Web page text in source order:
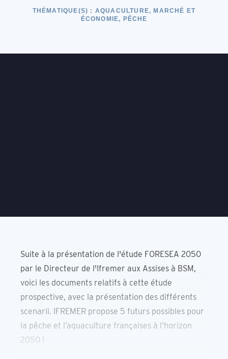
THÉMATIQUE(S) : AQUACULTURE, MARCHÉ ET
ÉCONOMIE, PÊCHE
Suite à la présentation de l'étude FORESEA 2050
par le Directeur de l'Ifremer aux Assises à BSM,
voici les documents relatifs à cette étude
prospective, avec la présentation des différents
scenarii. IFREMER propose 5 futurs possibles pour
la pêche et l’aquaculture françaises à l’horizon
2050 !